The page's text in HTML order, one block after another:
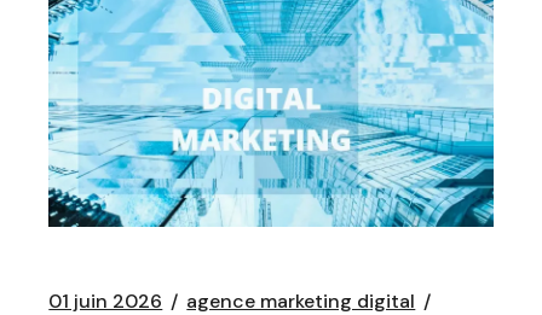
01 juin 2026
agence marketing digital